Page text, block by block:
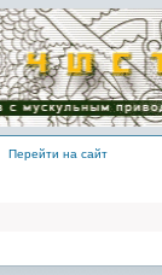
Перейти на сайт